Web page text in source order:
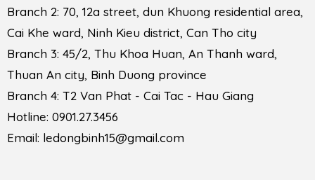
Branch 2: 70, 12a street, dun Khuong residential area,
Cai Khe ward, Ninh Kieu district, Can Tho city
Branch 3: 45/2, Thu Khoa Huan, An Thanh ward,
Thuan An city, Binh Duong province
Branch 4: T2 Van Phat - Cai Tac - Hau Giang
Hotline: 0901.27.3456
Email: ledongbinh15@gmail.com